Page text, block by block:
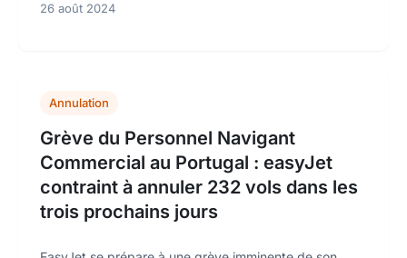
26 août 2024
Annulation
Grève du Personnel Navigant
Commercial au Portugal : easyJet
contraint à annuler 232 vols dans les
trois prochains jours